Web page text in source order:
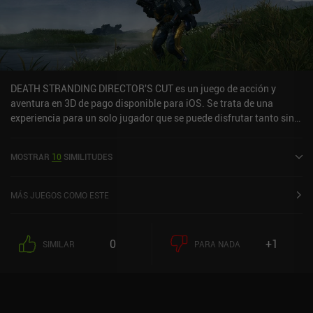
un juego premium de 5,99 $ sin anuncios ni iAP. Si te gusta la
acción sin parar y no te importa la historia tonta, dale una
oportunidad a este juego.
DEATH STRANDING DIRECTOR'S CUT es un juego de acción y
aventura en 3D de pago disponible para iOS. Se trata de una
experiencia para un solo jugador que se puede disfrutar tanto sin
actualmente con una valoración de 3,9 sobre 5,0 en la App Store de
MOSTRAR 10 SIMILITUDES
MÁS JUEGOS COMO ESTE
SIMILAR 0 PARA NADA +1